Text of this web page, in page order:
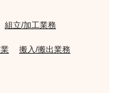
組立/加工業務
搬入/搬出業務